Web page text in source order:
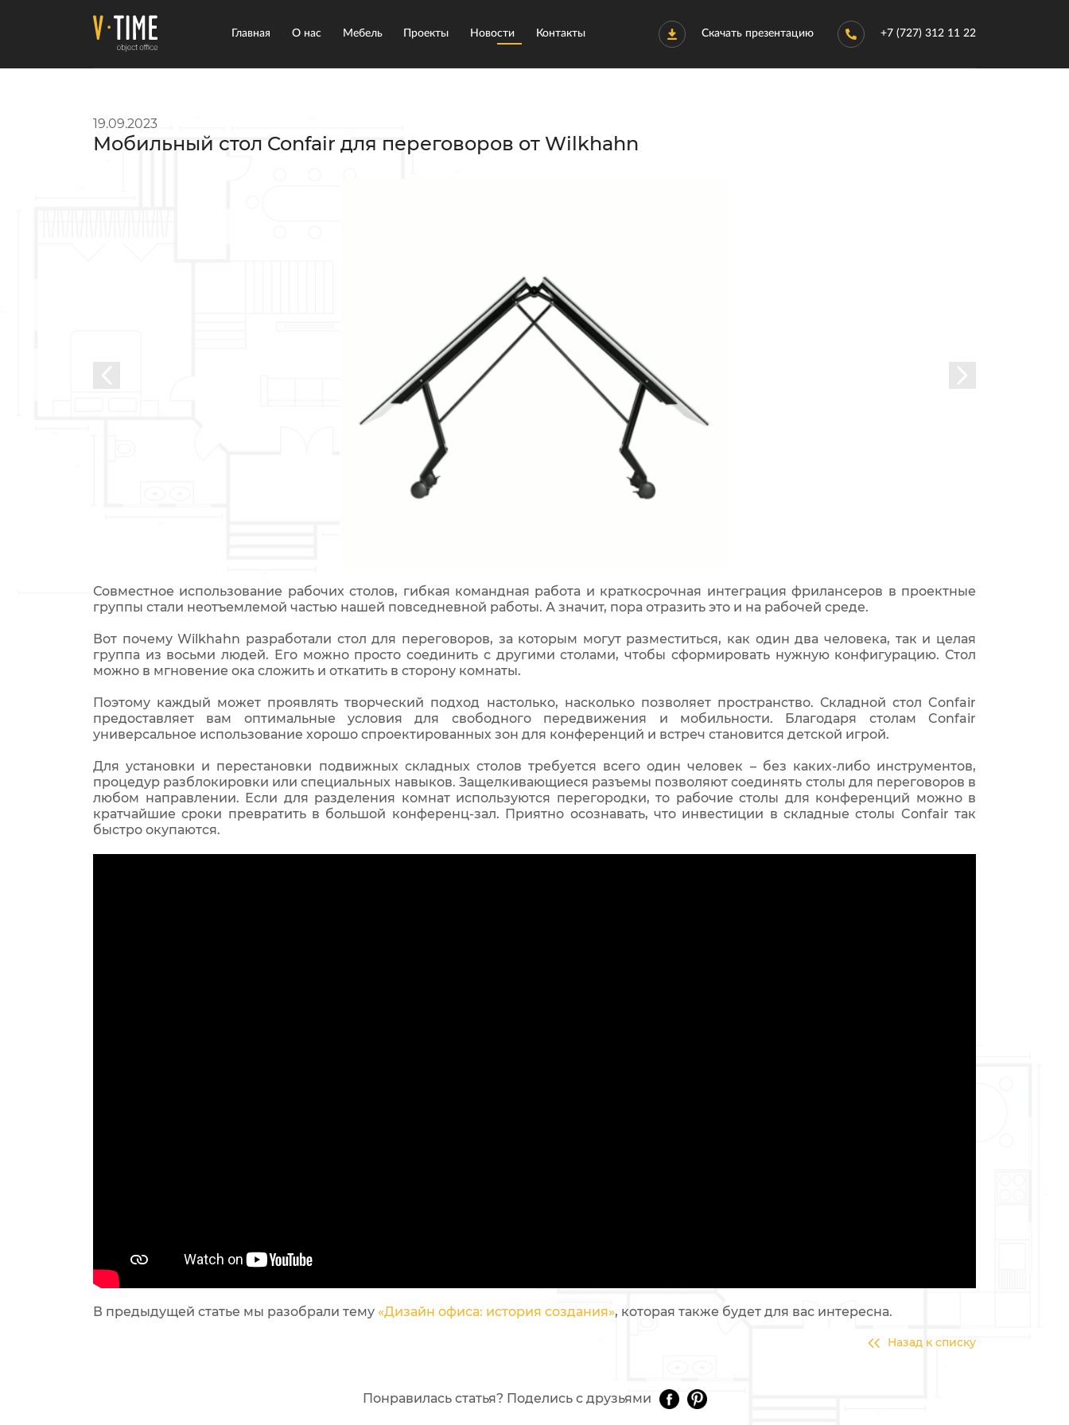
Главная О нас Мебель Проекты Новости Контакты Скачать презентацию +7 (727) 312 11 22
19.09.2023
Мобильный стол Confair для переговоров от Wilkhahn
Совместное использование рабочих столов, гибкая командная работа и краткосрочная интеграция фрилансеров в проектные
группы стали неотъемлемой частью нашей повседневной работы. А значит, пора отразить это и на рабочей среде.
Вот почему Wilkhahn разработали стол для переговоров, за которым могут разместиться, как один два человека, так и целая
группа из восьми людей. Его можно просто соединить с другими столами, чтобы сформировать нужную конфигурацию. Стол
можно в мгновение ока сложить и откатить в сторону комнаты.
Поэтому каждый может проявлять творческий подход настолько, насколько позволяет пространство. Складной стол Confair
предоставляет вам оптимальные условия для свободного передвижения и мобильности. Благодаря столам Confair
универсальное использование хорошо спроектированных зон для конференций и встреч становится детской игрой.
Для установки и перестановки подвижных складных столов требуется всего один человек – без каких-либо инструментов,
процедур разблокировки или специальных навыков. Защелкивающиеся разъемы позволяют соединять столы для переговоров в
любом направлении. Если для разделения комнат используются перегородки, то рабочие столы для конференций можно в
кратчайшие сроки превратить в большой конференц-зал. Приятно осознавать, что инвестиции в складные столы Confair так
быстро окупаются.
В предыдущей статье мы разобрали тему «Дизайн офиса: история создания», которая также будет для вас интересна.
Назад к списку
Понравилась статья? Поделись с друзьями